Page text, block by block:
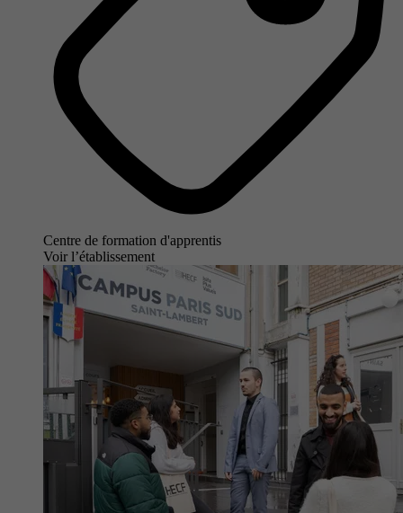
Centre de formation d'apprentis
Voir l’établissement